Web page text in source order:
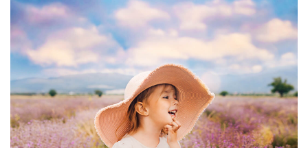
4 Seasons (411 Overlays)
Large 6000*4000px
Entire Collection
(1783 Overlays)
Large 6000*4000px
ดาวน์โหลดฟรี